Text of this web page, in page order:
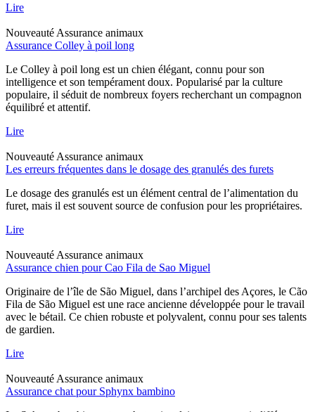
Lire
Nouveauté Assurance animaux
Assurance Colley à poil long
Le Colley à poil long est un chien élégant, connu pour son
intelligence et son tempérament doux. Popularisé par la culture
populaire, il séduit de nombreux foyers recherchant un compagnon
équilibré et attentif.
Lire
Nouveauté Assurance animaux
Les erreurs fréquentes dans le dosage des granulés des furets
Le dosage des granulés est un élément central de l’alimentation du
furet, mais il est souvent source de confusion pour les propriétaires.
Lire
Nouveauté Assurance animaux
Assurance chien pour Cao Fila de Sao Miguel
Originaire de l’île de São Miguel, dans l’archipel des Açores, le Cão
Fila de São Miguel est une race ancienne développée pour le travail
avec le bétail. Ce chien robuste et polyvalent, connu pour ses talents
de gardien.
Lire
Nouveauté Assurance animaux
Assurance chat pour Sphynx bambino